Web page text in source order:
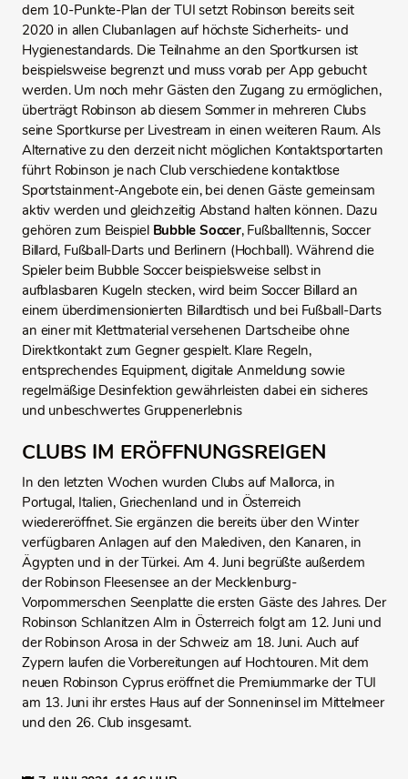
dem 10-Punkte-Plan der TUI setzt Robinson bereits seit
2020 in allen Clubanlagen auf höchste Sicherheits- und
Hygienestandards. Die Teilnahme an den Sportkursen ist
beispielsweise begrenzt und muss vorab per App gebucht
werden. Um noch mehr Gästen den Zugang zu ermöglichen,
überträgt Robinson ab diesem Sommer in mehreren Clubs
seine Sportkurse per Livestream in einen weiteren Raum. Als
Alternative zu den derzeit nicht möglichen Kontaktsportarten
führt Robinson je nach Club verschiedene kontaktlose
Sportstainment-Angebote ein, bei denen Gäste gemeinsam
aktiv werden und gleichzeitig Abstand halten können. Dazu
gehören zum Beispiel Bubble Soccer, Fußballtennis, Soccer
Billard, Fußball-Darts und Berlinern (Hochball). Während die
Spieler beim Bubble Soccer beispielsweise selbst in
aufblasbaren Kugeln stecken, wird beim Soccer Billard an
einem überdimensionierten Billardtisch und bei Fußball-Darts
an einer mit Klettmaterial versehenen Dartscheibe ohne
Direktkontakt zum Gegner gespielt. Klare Regeln,
entsprechendes Equipment, digitale Anmeldung sowie
regelmäßige Desinfektion gewährleisten dabei ein sicheres
und unbeschwertes Gruppenerlebnis
CLUBS IM ERÖFFNUNGSREIGEN
In den letzten Wochen wurden Clubs auf Mallorca, in
Portugal, Italien, Griechenland und in Österreich
wiedereröffnet. Sie ergänzen die bereits über den Winter
verfügbaren Anlagen auf den Malediven, den Kanaren, in
Ägypten und in der Türkei. Am 4. Juni begrüßte außerdem
der Robinson Fleesensee an der Mecklenburg-
Vorpommerschen Seenplatte die ersten Gäste des Jahres. Der
Robinson Schlanitzen Alm in Österreich folgt am 12. Juni und
der Robinson Arosa in der Schweiz am 18. Juni. Auch auf
Zypern laufen die Vorbereitungen auf Hochtouren. Mit dem
neuen Robinson Cyprus eröffnet die Premiummarke der TUI
am 13. Juni ihr erstes Haus auf der Sonneninsel im Mittelmeer
und den 26. Club insgesamt.